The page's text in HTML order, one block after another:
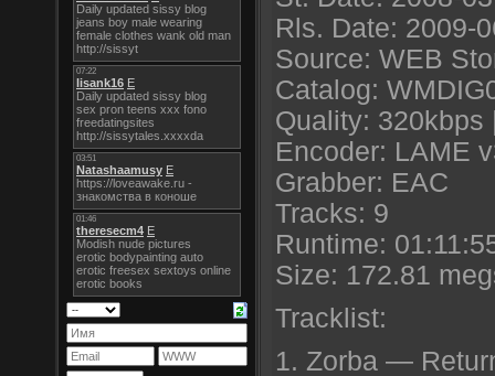
Rls. Date: 2009-
Source: WEB
Catalog:
Quality: 320kbps
Encoder: LAME
Grabber: EAC
Tracks: 9
Runtime:
Size: 172.81
Tracklist:
1. Zorba —